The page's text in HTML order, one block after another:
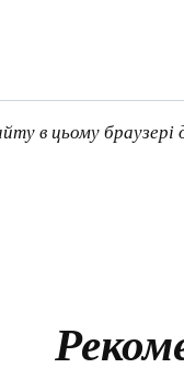
в цьому браузері